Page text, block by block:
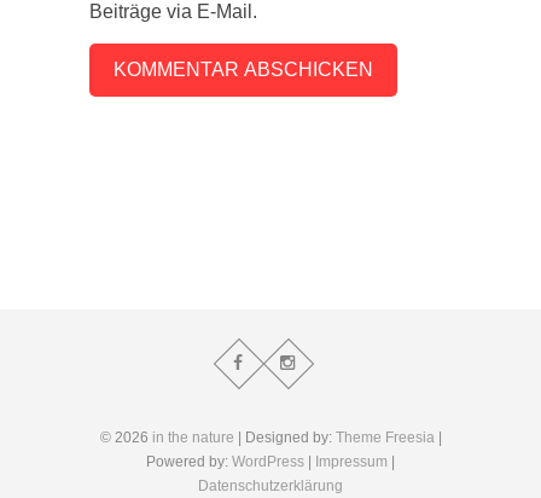
Beiträge via E-Mail.
© 2026 in the nature | Designed by: Theme Freesia |
Powered by: WordPress | Impressum |
Datenschutzerklärung